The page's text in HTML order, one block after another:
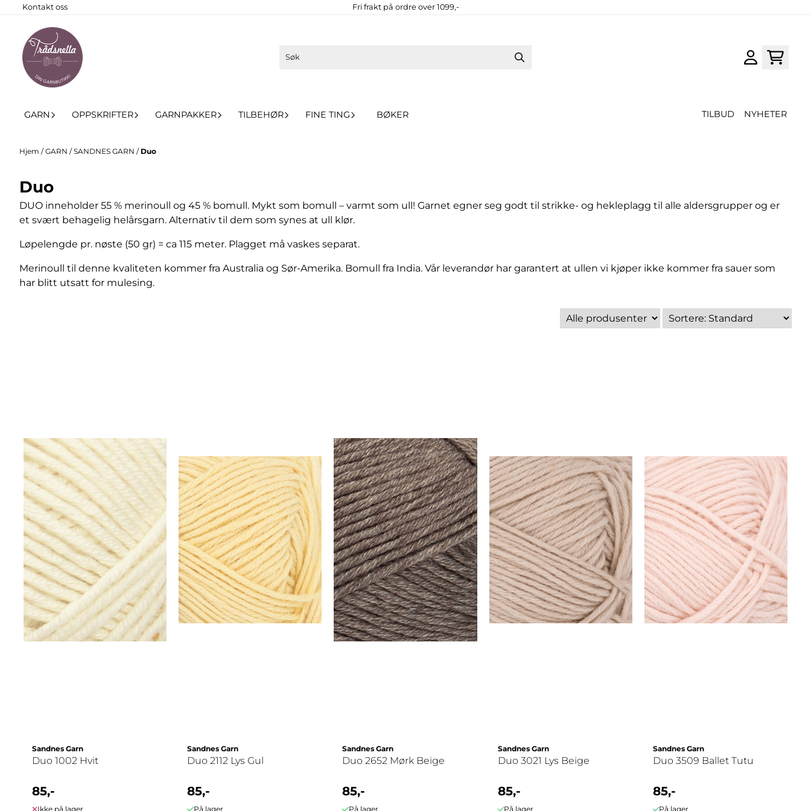
Hopp til innhold
Kontakt oss Fri frakt på ordre over 1099,-
GARN OPPSKRIFTER GARNPAKKER TILBEHØR FINE TING BØKER TILBUD NYHETER
Hjem /GARN /SANDNES GARN / Duo
Duo
DUO inneholder 55 % merinoull og 45 % bomull. Mykt som bomull – varmt som ull! Garnet egner seg godt til strikke- og hekleplagg til alle aldersgrupper og er
et svært behagelig helårsgarn. Alternativ til dem som synes at ull klør.
Løpelengde pr. nøste (50 gr) = ca 115 meter. Plagget må vaskes separat.
Merinoull til denne kvaliteten kommer fra Australia og Sør-Amerika. Bomull fra India. Vår leverandør har garantert at ullen vi kjøper ikke kommer fra sauer som
har blitt utsatt for mulesing.
Sandnes Garn
Duo 1002 Hvit
85,-
Ikke på lager
Sandnes Garn
Duo 2112 Lys Gul
85,-
På lager
Sandnes Garn
Duo 2652 Mørk Beige
85,-
På lager
Sandnes Garn
Duo 3021 Lys Beige
85,-
På lager
Sandnes Garn
Duo 3509 Ballet Tutu
85,-
På lager